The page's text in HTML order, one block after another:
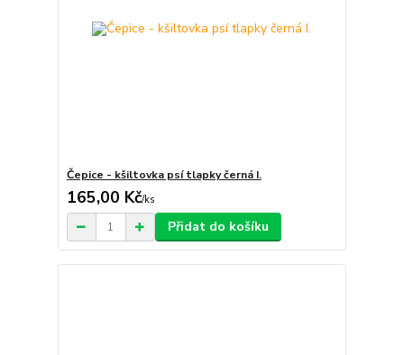
Čepice - kšiltovka psí tlapky černá I.
165,00 Kč/ks
Přidat do košíku